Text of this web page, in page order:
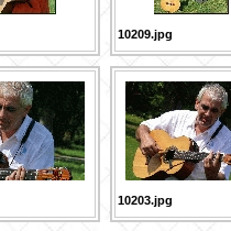
10209.jpg
10203.jpg